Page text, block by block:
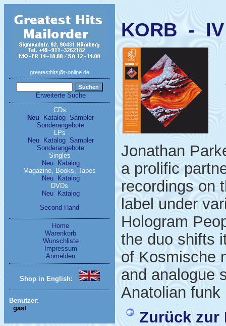
greatesthits@t-online.de
Erweiterte Suche
CDs
Neu
Katalog Sampler
Sonderangebote
LPs
Neu
Katalog
Sampler
Sonderangebote
Singles
Neu
Katalog
Magazine, Books, Tapes
Neu
Katalog
DVDs
Neu
Katalog
Second Hand
Home
Warenkorb
Wunschliste
Impressum
Anmelden
Shop in English:
Benutzer:
gast
KORB - IV
Jonathan
a prolific
recordings on
label under
Hologram
the duo shifts
of Kosmische
and analogue
Anatolian funk
Zurück zur